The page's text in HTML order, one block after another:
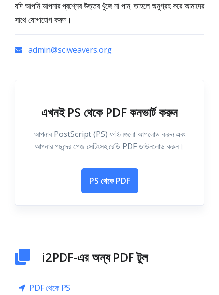
যদি আপনি আপনার প্রশ্নের উত্তর খুঁজে না পান, তাহলে অনুগ্রহ করে আমাদের
সাথে যোগাযোগ করুন।
admin@sciweavers.org
এখনই PS থেকে PDF কনভার্ট করুন
আপনার PostScript (PS) ফাইলগুলো আপলোড করুন এবং
আপনার পছন্দের পেজ সেটিংসহ রেডি PDF ডাউনলোড করুন।
PS থেকে PDF
i2PDF-এর অন্য PDF টুল
PDF থেকে PS